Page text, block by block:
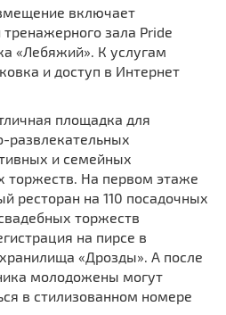
включает
зала Pride
«Лебяжий». К услугам
и доступ в Интернет
площадка для
развлекательных
и семейных
торжеств. На первом этаже
ресторан на 110 посадочных
торжеств
на пирсе в
«Дрозды». А после
молодожены могут
в стилизованном номере